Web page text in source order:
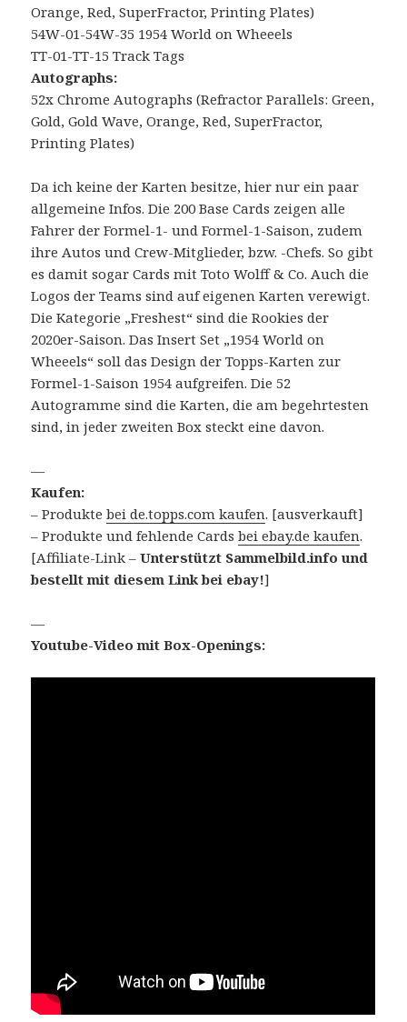
Orange, Red, SuperFractor, Printing Plates)
54W-01-54W-35 1954 World on Wheeels
TT-01-TT-15 Track Tags
Autographs:
52x Chrome Autographs (Refractor Parallels: Green,
Gold, Gold Wave, Orange, Red, SuperFractor,
Printing Plates)
Da ich keine der Karten besitze, hier nur ein paar
allgemeine Infos. Die 200 Base Cards zeigen alle
Fahrer der Formel-1- und Formel-1-Saison, zudem
ihre Autos und Crew-Mitglieder, bzw. -Chefs. So gibt
es damit sogar Cards mit Toto Wolff & Co. Auch die
Logos der Teams sind auf eigenen Karten verewigt.
Die Kategorie „Freshest“ sind die Rookies der
2020er-Saison. Das Insert Set „1954 World on
Wheeels“ soll das Design der Topps-Karten zur
Formel-1-Saison 1954 aufgreifen. Die 52
Autogramme sind die Karten, die am begehrtesten
sind, in jeder zweiten Box steckt eine davon.
—
Kaufen:
– Produktebei de.topps.com kaufen. [ausverkauft]
– Produkte und fehlende Cardsbei ebay.de kaufen.
[Affiliate-Link –Unterstützt Sammelbild.info und
bestellt mit diesem Link bei ebay!]
—
Youtube-Video mit Box-Openings: